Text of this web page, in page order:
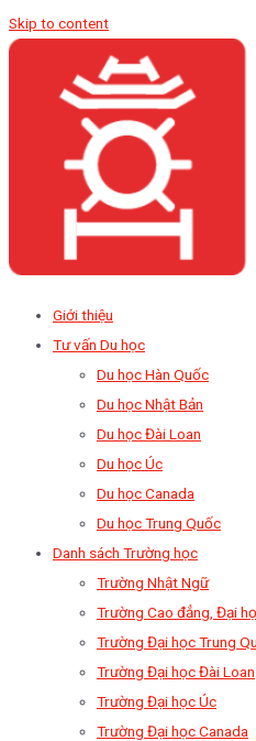
Skip to content
Giới thiệu
Tư vấn Du học
Du học Hàn Quốc
Du học Nhật Bản
Du học Đài Loan
Du học Úc
Du học Canada
Du học Trung Quốc
Danh sách Trường học
Trường Nhật Ngữ
Trường Cao đẳng, Đại
Trường Đại học Trung
Trường Đại học Đài Loan
Trường Đại học Úc
Trường Đại học Canada